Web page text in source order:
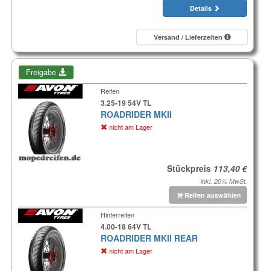
Details
Versand / Lieferzeiten
Freigabe
Reifen
3.25-19 54V TL
ROADRIDER MKII
nicht am Lager
Stückpreis
inkl. 20% MwSt.
Reifen auswählen
Hinterreifen
4.00-18 64V TL
ROADRIDER MKII REAR
nicht am Lager